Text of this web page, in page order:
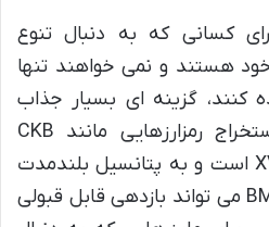
کسانی که به دنبال تنوع
هستند و نمی خواهند تنها
کنند، گزینه ای بسیار جذاب
است. اگر هدف شما استخراج رمزارزهایی مانند CKB
(Nervos) یا XVG (Verge) است و به پتانسیل بلندمدت
این ارزها باور دارید، BM-H1 می تواند بازدهی قابل قبولی